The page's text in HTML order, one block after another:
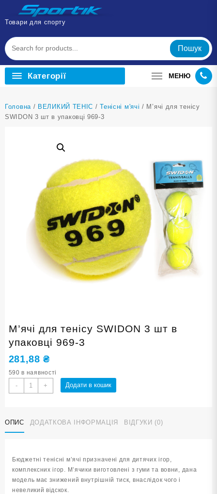
Перейти
вмісту
Товари для спорту
Пошук
Категорії МЕНЮ
Головна / ВЕЛИКИЙ ТЕНІС /Тенісні м'ячі / М’ячі для тенісу
SWIDON 3 шт в упаковці 969-3
М’ячі для тенісу SWIDON 3 шт в
упаковці 969-3
281,88₴
590 в наявності
-
М'ячі
для
3
шт
969-
кількість
+ Додати в кошик
ОПИС ДОДАТКОВА ІНФОРМАЦІЯ ВІДГУКИ (0)
Бюджетні тенісні м’ячі призначені для дитячих ігор,
комплексних ігор. М’ячики виготовлені з гуми та вовни, дана
модель має знижений внутрішній тиск, внаслідок чого і
невеликий відскок.